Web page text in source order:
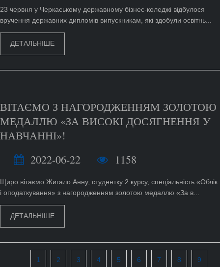
23 червня у Черкаському державному бізнес-коледжі відбулося
вручення державних дипломів випускникам, які здобули освітнь...
ДЕТАЛЬНІШЕ
ВІТАЄМО З НАГОРОДЖЕННЯМ ЗОЛОТОЮ
МЕДАЛЛЮ «ЗА ВИСОКІ ДОСЯГНЕННЯ У
НАВЧАННІ»!
2022-06-22
1158
Щиро вітаємо Жигало Анну, студентку 2 курсу, спеціальність «Облік
і оподаткування» з нагородженням золотою медаллю «За в...
ДЕТАЛЬНІШЕ
1 2 3 4 5 6 7 8 9